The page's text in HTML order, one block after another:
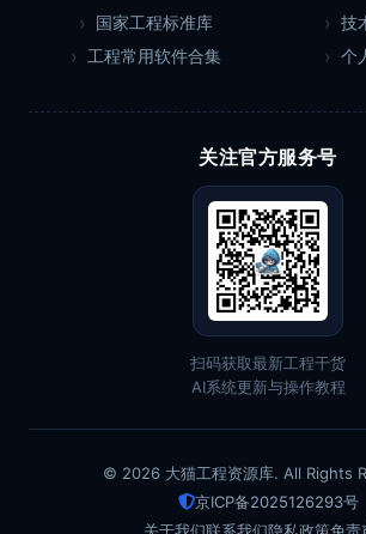
国家工程标准库
工程常用软件合集
技
个
关注官方服务号
扫码获取最新工程干货
AI系统更新与操作教程
© 2026 大猫工程资源库. All Rights
京ICP备2025126293号